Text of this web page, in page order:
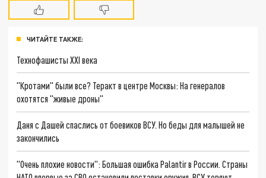
ЧИТАЙТЕ ТАКЖЕ:
Технофашисты XXI века
"Кротами" были все? Теракт в центре Москвы: На генералов
охотятся "живые дроны"
Даня с Дашей спаслись от боевиков ВСУ. Но беды для малышей не
закончились
"Очень плохие новости": Большая ошибка Palantir в России. Страны